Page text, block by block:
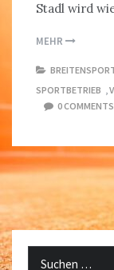
Stadl wird
MEHR
SPORTBETRIEB ,
0 COMMENTS